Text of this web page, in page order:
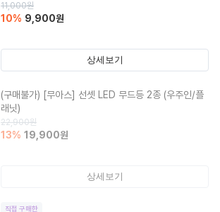
11,000원
10% 9,900원
상세보기
(구매불가) [무아스] 선셋 LED 무드등 2종 (우주인/플
래닛)
22,900원
13% 19,900원
상세보기
직접 구매한